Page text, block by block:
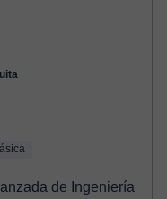
de Ingeniería